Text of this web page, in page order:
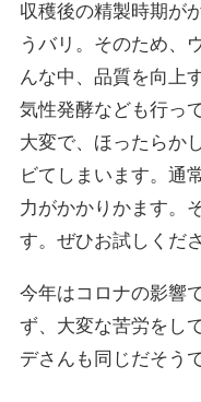
収穫後の精製時期が
うバリ。そのため、
んな中、品質を向上
気性発酵なども行っ
大変で、ほったらか
ビてしまいます。通
力がかかりかます。
す。ぜひお試しくだ
今年はコロナの影響
ず、大変な苦労をし
デさんも同じだそうで